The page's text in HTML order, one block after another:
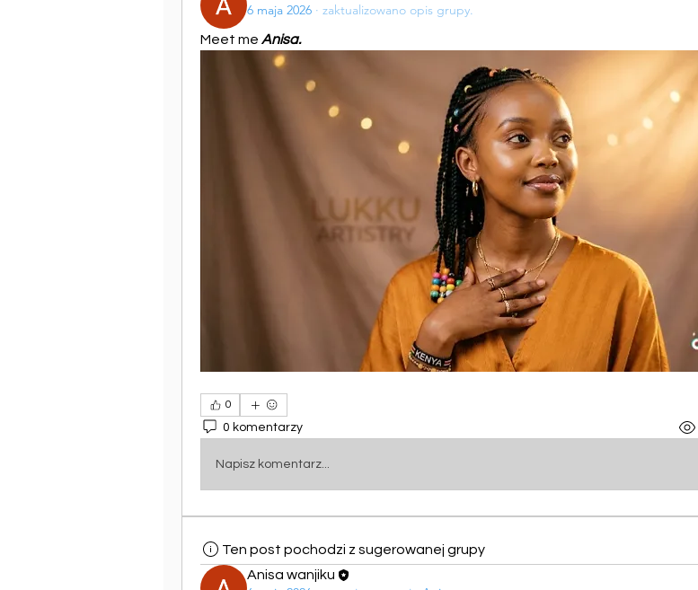
6 maja 2026 · zaktualizowano opis grupy.
Meet me Anisa.
0
0 komentarzy
Napisz komentarz...
Ten post pochodzi z sugerowanej grupy
Anisa wanjiku